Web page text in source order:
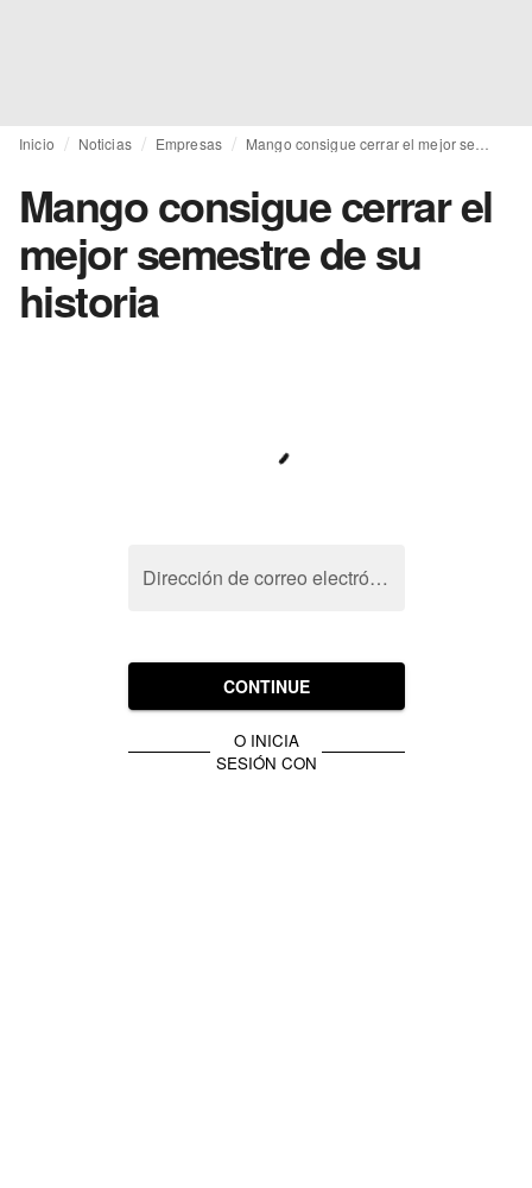
Inicio Noticias Empresas
Mango consigue cerrar el
mejor semestre de su
historia
Dirección de correo electrónico
CONTINUE
O INICIA
SESIÓN CON